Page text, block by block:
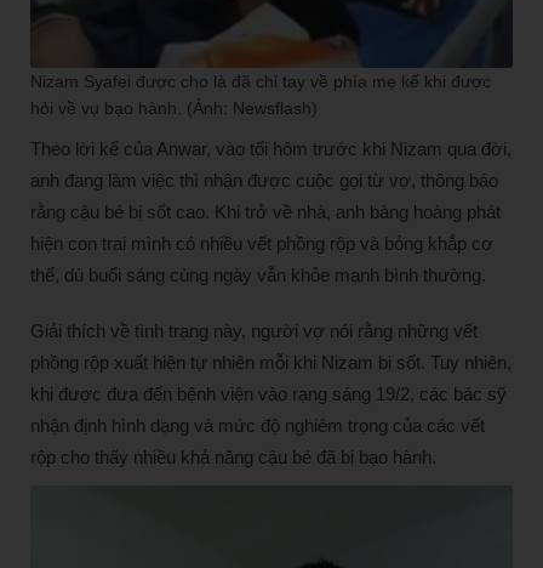
Nizam Syafei được cho là đã chỉ tay về phía mẹ kế khi được
hỏi về vụ bạo hành. (Ảnh: Newsflash)
Theo lời kể của Anwar, vào tối hôm trước khi Nizam qua đời,
anh đang làm việc thì nhận được cuộc gọi từ vợ, thông báo
rằng cậu bé bị sốt cao. Khi trở về nhà, anh bàng hoàng phát
hiện con trai mình có nhiều vết phồng rộp và bỏng khắp cơ
thể, dù buổi sáng cùng ngày vẫn khỏe mạnh bình thường.
Giải thích về tình trạng này, người vợ nói rằng những vết
phồng rộp xuất hiện tự nhiên mỗi khi Nizam bị sốt. Tuy nhiên,
khi được đưa đến bệnh viện vào rạng sáng 19/2, các bác sỹ
nhận định hình dạng và mức độ nghiêm trọng của các vết
rộp cho thấy nhiều khả năng cậu bé đã bị bạo hành.